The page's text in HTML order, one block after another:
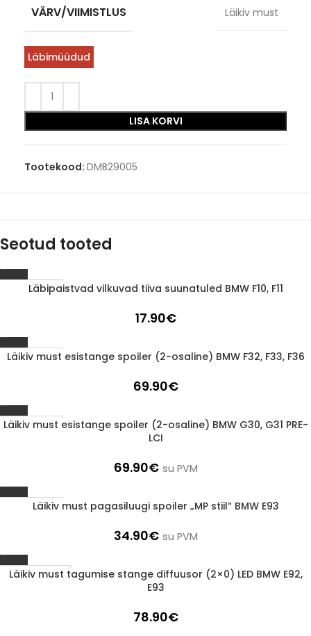
VÄRV/VIIMISTLUS Läikiv must
Läbimüüdud
LISA KORVI
Tootekood: DMB29005
Seotud tooted
1-3 d.d.
Läbipaistvad vilkuvad tiiva suunatuled BMW F10, F11
17.90€
1-3 d.d.
Läikiv must esistange spoiler (2-osaline) BMW F32, F33, F36
69.90€
1-3 d.d.
Läikiv must esistange spoiler (2-osaline) BMW G30, G31 PRE-
LCI
69.90€ su PVM
1-3 d.d.
Läikiv must pagasiluugi spoiler „MP stiil“ BMW E93
34.90€ su PVM
Läbimüüdud
Läikiv must tagumise stange diffuusor (2×0) LED BMW E92,
E93
78.90€